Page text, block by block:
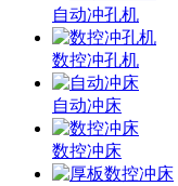
自动冲孔机
数控冲孔机
自动冲床
数控冲床